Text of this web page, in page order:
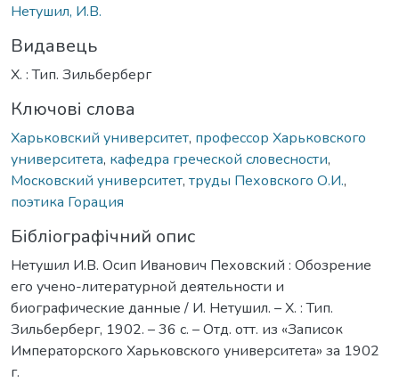
Нетушил, И.В.
Видавець
Х. : Тип. Зильберберг
Ключові слова
Харьковский университет, профессор Харьковского
университета, кафедра греческой словесности,
Московский университет, труды Пеховского О.И.,
поэтика Горация
Бібліографічний опис
Нетушил И.В. Осип Иванович Пеховский : Обозрение
его учено-литературной деятельности и
биографические данные / И. Нетушил. – Х. : Тип.
Зильберберг, 1902. – 36 с. – Отд. отт. из «Записок
Императорского Харьковского университета» за 1902
г.